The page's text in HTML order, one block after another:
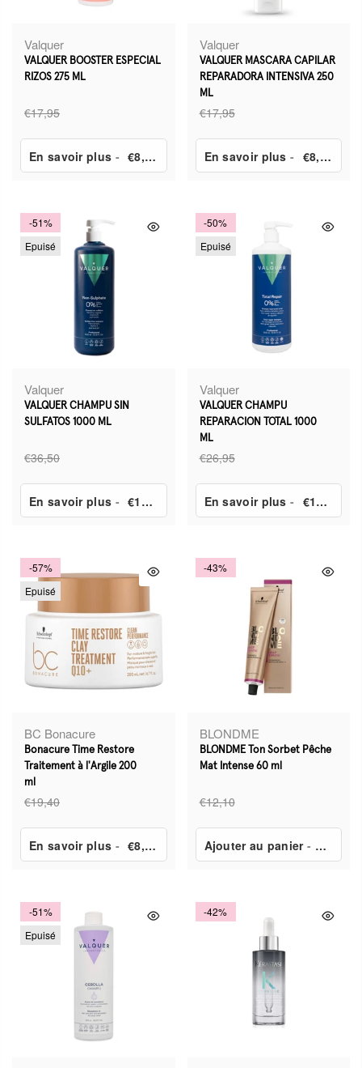
Valquer
VALQUER BOOSTER ESPECIAL
RIZOS 275 ML
€17,95
En savoir plus - €8,95
Valquer
VALQUER MASCARA CAPILAR
REPARADORA INTENSIVA 250
ML
€17,95
En savoir plus - €8,90
-51%
Epuisé
Valquer
VALQUER CHAMPU SIN
SULFATOS 1000 ML
€36,50
En savoir plus - €18,20
-50%
Epuisé
Valquer
VALQUER CHAMPU
REPARACION TOTAL 1000
ML
€26,95
En savoir plus - €13,50
-57%
Epuisé
BC Bonacure
Bonacure Time Restore
Traitement à l'Argile 200
ml
€19,40
En savoir plus - €8,50
-43%
BLONDME
BLONDME Ton Sorbet Pêche
Mat Intense 60 ml
€12,10
Ajouter au panier- €6,90
-51%
Epuisé
-42%